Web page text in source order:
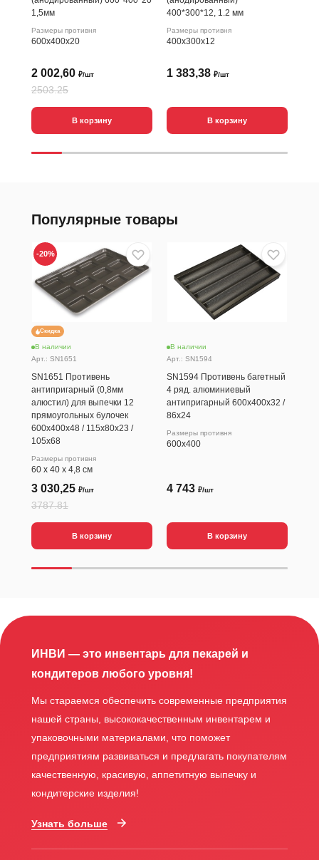
1,5мм
Размеры противня
600х400х20
2 002,60 ₽/шт
2503.25
В корзину
400*300*12, 1.2 мм
Размеры противня
400х300х12
1 383,38 ₽/шт
В корзину
Популярные товары
Скидка
В наличии
Арт.: SN1651
SN1651 Противень
антипригарный (0,8мм
алюстил) для выпечки 12
прямоугольных булочек
600х400х48 / 115х80х23 /
105х68
Размеры противня
60 х 40 х 4,8 см
3 030,25 ₽/шт
3787.81
В корзину
-20%
В наличии
Арт.: SN1594
SN1594 Противень багетный
4 ряд. алюминиевый
антипригарный 600х400х32 /
86х24
Размеры противня
600x400
4 743 ₽/шт
В корзину
ИНВИ — это инвентарь для пекарей и
кондитеров любого уровня!
Мы стараемся обеспечить современные предприятия
нашей страны, высококачественным инвентарем и
упаковочными материалами, что поможет
предприятиям развиваться и предлагать покупателям
качественную, красивую, аппетитную выпечку и
кондитерские изделия!
Узнать больше